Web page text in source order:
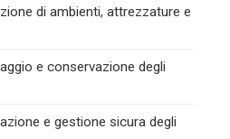
di ambienti, attrezzature e
e conservazione degli
e gestione sicura degli